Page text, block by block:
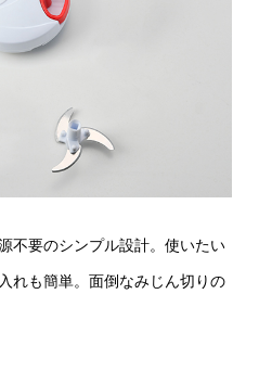
不要のシンプル設計。使いたい
れも簡単。面倒なみじん切りの